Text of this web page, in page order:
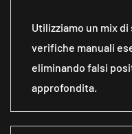
Utilizziamo un mix
verifiche manuali
eliminando falsi
approfondita.